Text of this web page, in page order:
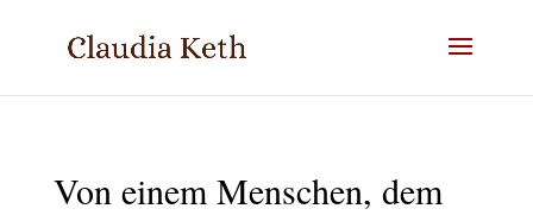
Von einem Menschen, dem